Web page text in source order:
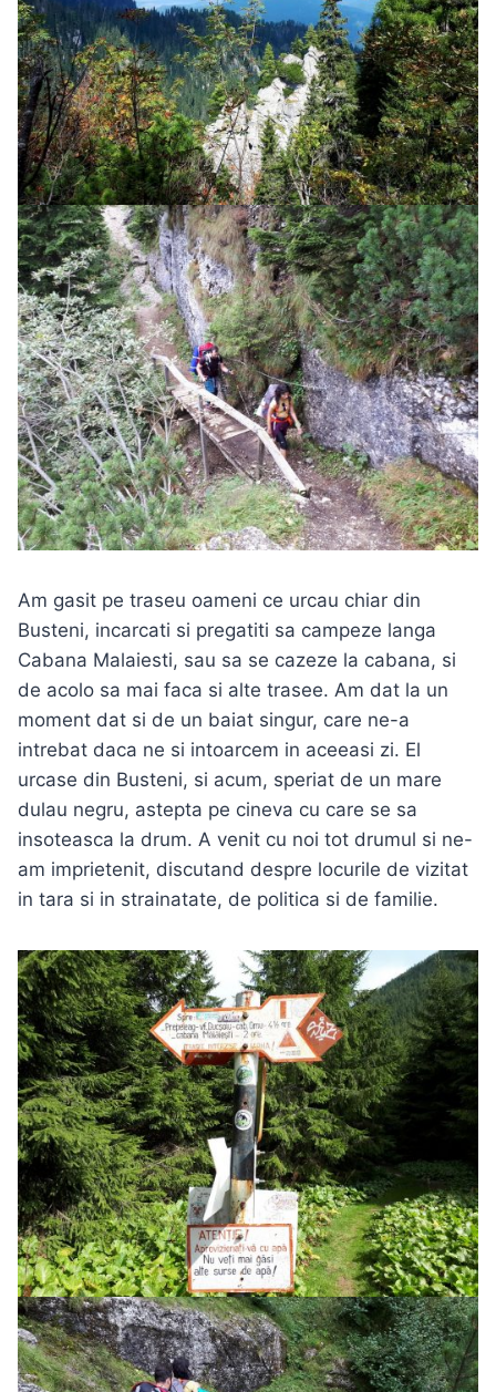
Am gasit pe traseu oameni ce urcau chiar din
Busteni, incarcati si pregatiti sa campeze langa
Cabana Malaiesti, sau sa se cazeze la cabana, si
de acolo sa mai faca si alte trasee. Am dat la un
moment dat si de un baiat singur, care ne-a
intrebat daca ne si intoarcem in aceeasi zi. El
urcase din Busteni, si acum, speriat de un mare
dulau negru, astepta pe cineva cu care se sa
insoteasca la drum. A venit cu noi tot drumul si ne-
am imprietenit, discutand despre locurile de vizitat
in tara si in strainatate, de politica si de familie.